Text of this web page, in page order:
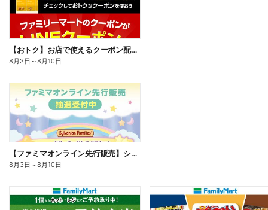
【おトク】お店で使えるクーポン配信中
8月3日 ～8月10日
【ファミマオンライン先行販売】シルバニアファミリー
8月3日 ～8月10日